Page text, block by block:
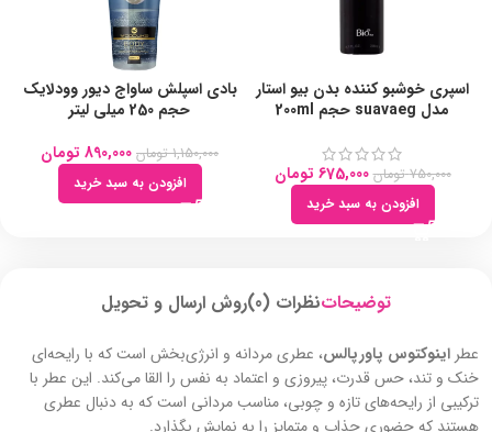
اسپری خوشبو کننده بدن بیو استار
مدل suavaeg حجم 200ml
750,000 تومان 675,000 تومان
افزودن به سبد خرید
بادی اسپلش ساواج دیور وودلایک
حجم 250 میلی لیتر
1,150,000 تومان 890,000 تومان
افزودن به سبد خرید
توضیحاتنظرات (0) روش ارسال و تحویل
عطر اینوکتوس پاورپالس، عطری مردانه و انرژی‌بخش است که با رایحه‌ای
خنک و تند، حس قدرت، پیروزی و اعتماد به نفس را القا می‌کند. این عطر با
ترکیبی از رایحه‌های تازه و چوبی، مناسب مردانی است که به دنبال عطری
هستند که حضوری جذاب و متمایز را به نمایش بگذارد.